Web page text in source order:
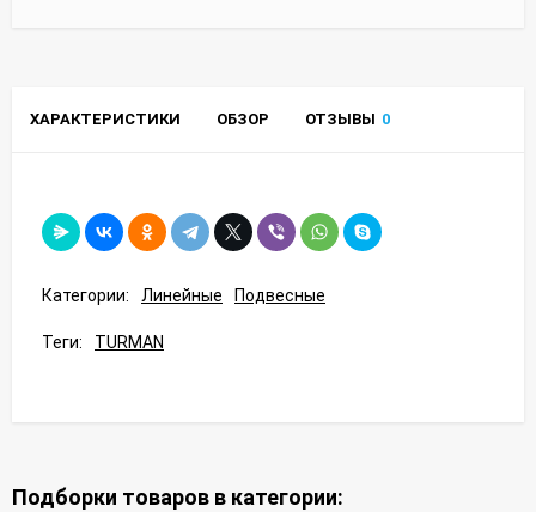
ХАРАКТЕРИСТИКИ ОБЗОР ОТЗЫВЫ 0
Категории: Линейные Подвесные
Теги: TURMAN
Подборки товаров в категории: